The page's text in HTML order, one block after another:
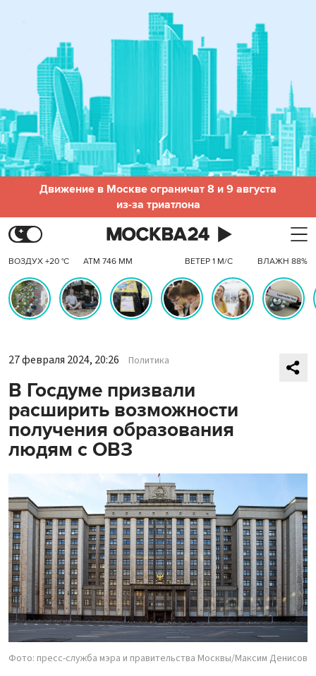
Движение в Москве ограничат 8 и 9 августа
из-за триатлона
ВОЗДУХ +20 °C АТМ 746 ММ ВЕТЕР 1 М/С ВЛАЖН 88%
27 февраля 2024, 20:26 Политика
В Госдуме призвали
расширить возможности
получения образования
людям с ОВЗ
Фото: пресс-служба мэра и правительства Москвы/Максим Денисов